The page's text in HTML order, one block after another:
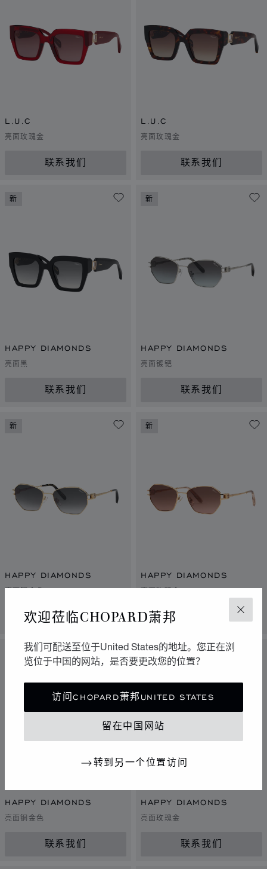
关闭
欢迎莅临CHOPARD萧邦
我们可配送至位于United States的地址。您正在浏
览位于中国的网站，是否要更改您的位置？
访问CHOPARD萧邦UNITED STATES
留在中国网站
转到另一个位置访问
L.U.C
亮面玫瑰金
联系我们
L.U.C
亮面玫瑰金
联系我们
新
HAPPY DIAMONDS
亮面黑
联系我们
新
HAPPY DIAMONDS
亮面镀钯
联系我们
新
HAPPY DIAMONDS
联系我们
新
HAPPY DIAMONDS
HAPPY DIAMONDS
亮面铜金色
联系我们
HAPPY DIAMONDS
亮面玫瑰金
联系我们